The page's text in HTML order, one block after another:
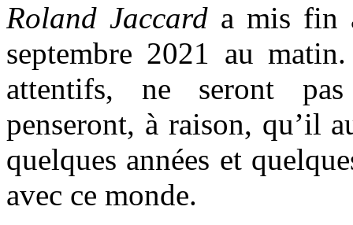
Roland Jaccard a mis fin
septembre 2021 au
attentifs, ne seront
penseront, à raison, qu’il
quelques années et
avec ce monde.